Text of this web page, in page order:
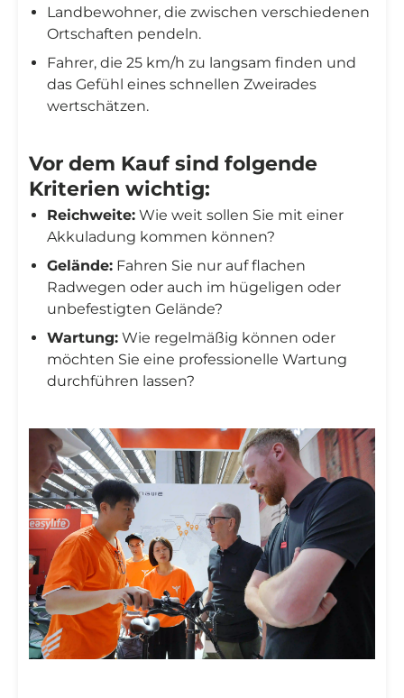
Landbewohner, die zwischen verschiedenen
Ortschaften pendeln.
Fahrer, die 25 km/h zu langsam finden und
das Gefühl eines schnellen Zweirades
wertschätzen.
Vor dem Kauf sind folgende
Kriterien wichtig:
Reichweite: Wie weit sollen Sie mit einer
Akkuladung kommen können?
Gelände: Fahren Sie nur auf flachen
Radwegen oder auch im hügeligen oder
unbefestigten Gelände?
Wartung: Wie regelmäßig können oder
möchten Sie eine professionelle Wartung
durchführen lassen?